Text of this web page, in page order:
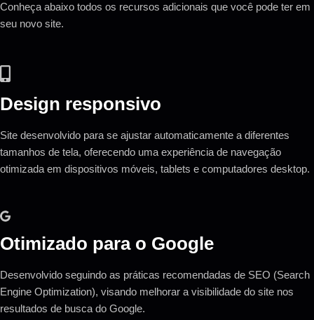
Conheça abaixo todos os recursos adicionais que você pode ter em
seu novo site.
Design responsivo
Site desenvolvido para se ajustar automaticamente a diferentes
tamanhos de tela, oferecendo uma experiência de navegação
otimizada em dispositivos móveis, tablets e computadores desktop.
Otimizado para o Google
Desenvolvido seguindo as práticas recomendadas de SEO (Search
Engine Optimization), visando melhorar a visibilidade do site nos
resultados de busca do Google.